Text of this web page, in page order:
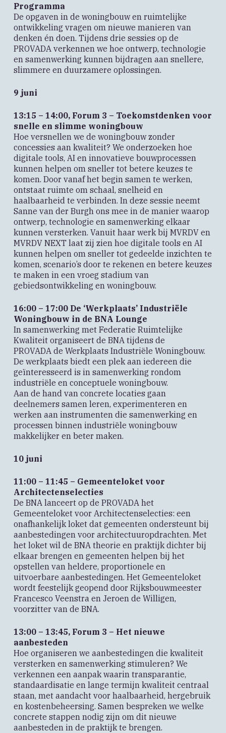
Programma
De opgaven in de woningbouw en ruimtelijke
ontwikkeling vragen om nieuwe manieren van
denken én doen. Tijdens drie sessies op de
PROVADA verkennen we hoe ontwerp, technologie
en samenwerking kunnen bijdragen aan snellere,
slimmere en duurzamere oplossingen.
9 juni
13:15 – 14:00, Forum 3 – Toekomstdenken voor
snelle en slimme woningbouw
Hoe versnellen we de woningbouw zonder
concessies aan kwaliteit? We onderzoeken hoe
digitale tools, AI en innovatieve bouwprocessen
kunnen helpen om sneller tot betere keuzes te
komen. Door vanaf het begin samen te werken,
ontstaat ruimte om schaal, snelheid en
haalbaarheid te verbinden. In deze sessie neemt
Sanne van der Burgh ons mee in de manier waarop
ontwerp, technologie en samenwerking elkaar
kunnen versterken. Vanuit haar werk bij MVRDV en
MVRDV NEXT laat zij zien hoe digitale tools en AI
kunnen helpen om sneller tot gedeelde inzichten te
komen, scenario’s door te rekenen en betere keuzes
te maken in een vroeg stadium van
gebiedsontwikkeling en woningbouw.
16:00 – 17:00 De ‘Werkplaats’ Industriële
Woningbouw in de BNA Lounge
In samenwerking met Federatie Ruimtelijke
Kwaliteit organiseert de BNA tijdens de
PROVADA de Werkplaats Industriële Woningbouw.
De werkplaats biedt een plek aan iedereen die
geïnteresseerd is in samenwerking rondom
industriële en conceptuele woningbouw.
Aan de hand van concrete locaties gaan
deelnemers samen leren, experimenteren en
werken aan instrumenten die samenwerking en
processen binnen industriële woningbouw
makkelijker en beter maken.
10 juni
11:00 – 11:45 – Gemeenteloket voor
Architectenselecties
De BNA lanceert op de PROVADA het
Gemeenteloket voor Architectenselecties: een
onafhankelijk loket dat gemeenten ondersteunt bij
aanbestedingen voor architectuuropdrachten. Met
het loket wil de BNA theorie en praktijk dichter bij
elkaar brengen en gemeenten helpen bij het
opstellen van heldere, proportionele en
uitvoerbare aanbestedingen. Het Gemeenteloket
wordt feestelijk geopend door Rijksbouwmeester
Francesco Veenstra en Jeroen de Willigen,
voorzitter van de BNA.
13:00 – 13:45, Forum 3 – Het nieuwe
aanbesteden
Hoe organiseren we aanbestedingen die kwaliteit
versterken en samenwerking stimuleren? We
verkennen een aanpak waarin transparantie,
standaardisatie en lange termijn kwaliteit centraal
staan, met aandacht voor haalbaarheid, hergebruik
en kostenbeheersing. Samen bespreken we welke
concrete stappen nodig zijn om dit nieuwe
aanbesteden in de praktijk te brengen.